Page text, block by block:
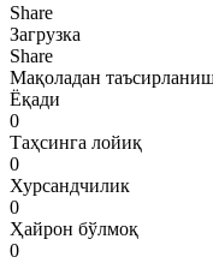
Share
Загрузка
Share
Мақоладан
Ёқади
0
Таҳсинга лойиқ
0
Хурсандчилик
0
Ҳайрон бўлмоқ
0